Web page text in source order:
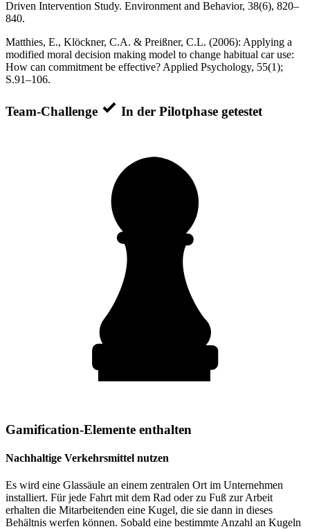
Driven Intervention Study. Environment and Behavior, 38(6), 820–
840.
Matthies, E., Klöckner, C.A. & Preißner, C.L. (2006): Applying a
modified moral decision making model to change habitual car use:
How can commitment be effective? Applied Psychology, 55(1);
S.91–106.
Team-Challenge In der Pilotphase getestet
Gamification-Elemente enthalten
Nachhaltige Verkehrsmittel nutzen
Es wird eine Glassäule an einem zentralen Ort im Unternehmen
installiert. Für jede Fahrt mit dem Rad oder zu Fuß zur Arbeit
erhalten die Mitarbeitenden eine Kugel, die sie dann in dieses
Behältnis werfen können. Sobald eine bestimmte Anzahl an Kugeln